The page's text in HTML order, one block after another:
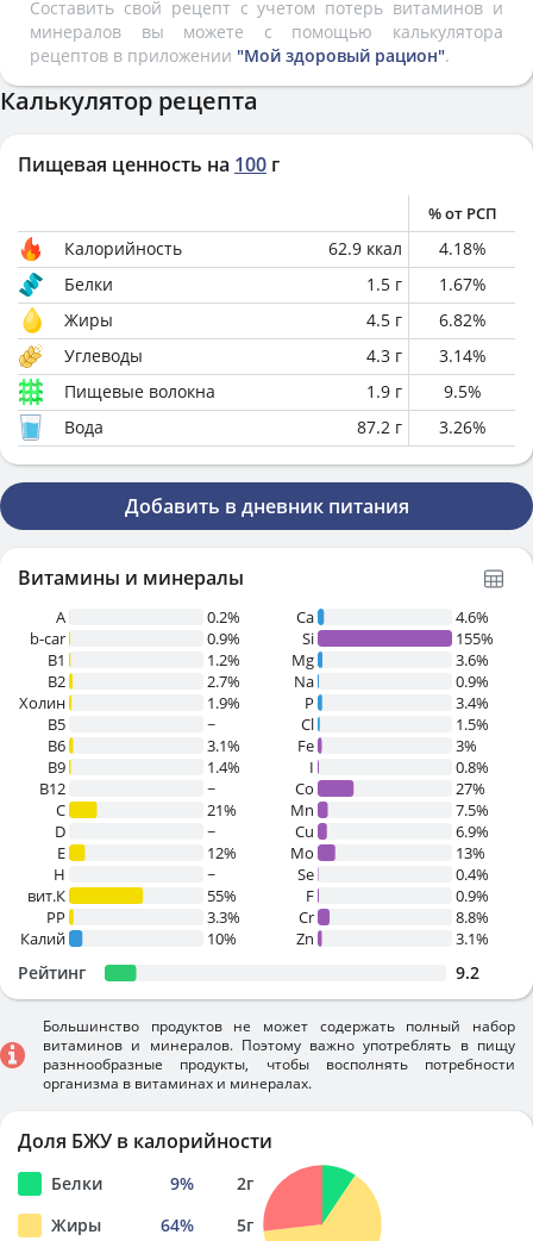
Составить свой рецепт с учетом потерь витаминов и
минералов вы можете с помощью калькулятора
рецептов в приложении "Мой здоровый рацион".
Калькулятор рецепта
Пищевая ценность на 100 г
% от РСП
Калорийность 62.9 ккал 4.18%
Белки
1.5 г 1.67%
Жиры
4.5 г 6.82%
Углеводы
4.3 г 3.14%
Пищевые волокна
1.9 г 9.5%
Вода
87.2 г 3.26%
Добавить в дневник питания
Витамины и минералы
A
0.2%
b-car
0.9%
В1
1.2%
B2
2.7%
Холин
1.9%
B5
~
B6
3.1%
B9
1.4%
B12
~
C
21%
D
~
E
12%
H
~
вит.К
55%
PP
3.3%
Калий
10%
Ca
4.6%
Si
155%
Mg
3.6%
Na
0.9%
P
3.4%
Cl
1.5%
Fe
3%
I
0.8%
Co
27%
Mn
7.5%
Cu
6.9%
Mo
13%
Se
0.4%
F
0.9%
Cr
8.8%
Zn
3.1%
Рейтинг 9.2
Большинство продуктов не может содержать полный набор
витаминов и минералов. Поэтому важно употреблять в пищу
разннообразные продукты, чтобы восполнять потребности
организма в витаминах и минералах.
Доля БЖУ в калорийности
Белки 9% 2г
Жиры
64% 5г